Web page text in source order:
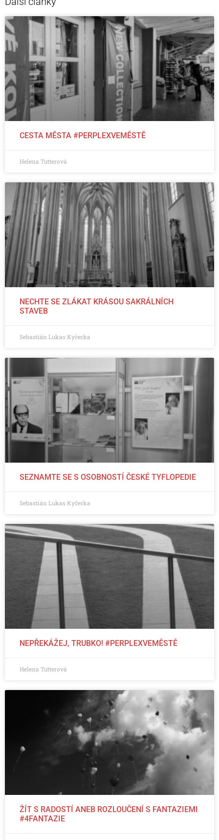
CESTA MĚSTA #PERPLEXVEMĚSTĚ
Helena Tutterová
NECHTE SE ZLÁKAT KRÁSOU SAKRÁLNÍCH
STAVEB
Sebastián Lukas Kyčerka
SEZNAMTE SE S OSOBNOSTÍ ČESKÉ TYFLOPEDIE
Sebastián Lukas Kyčerka
NEPŘEKÁŽEJ, TRUBKO! #PERPLEXVEMĚSTĚ
Helena Tutterová
ŽÍT S RADOSTÍ ANEB ROZLOUČENÍ S FANTAZIEMI
#4FANTAZIE